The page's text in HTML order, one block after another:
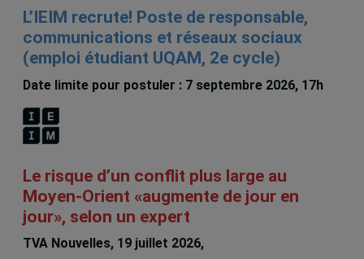
L’IEIM recrute! Poste de responsable,
communications et réseaux sociaux
(emploi étudiant UQAM, 2e cycle)
Date limite pour postuler : 7 septembre 2026, 17h
Le risque d’un conflit plus large au
Moyen-Orient «augmente de jour en
jour», selon un expert
TVA Nouvelles, 19 juillet 2026,